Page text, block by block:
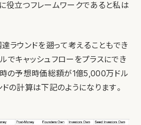
役立つフレームワークであると私は
ラウンドを遡って考えることもでき
でキャッシュフローをプラスにでき
時の予想時価総額が1億5,000万ドル
の計算は下記のようになります。